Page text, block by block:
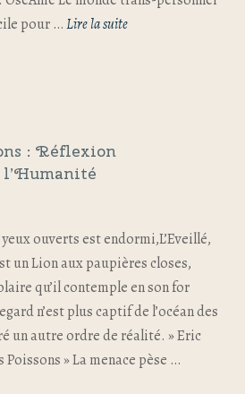
pour …Lire la suite
: Réflexion
ouverts est endormi,L’Eveillé,
un Lion aux paupières closes,
qu’il contemple en son for
n’est plus captif de l’océan des
un autre ordre de réalité. » Eric
» La menace pèse …